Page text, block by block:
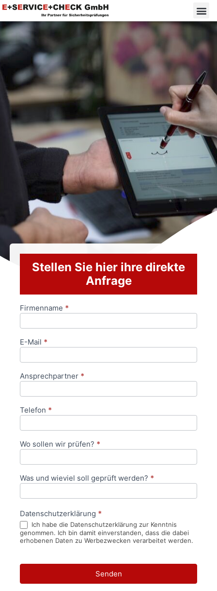
Stellen Sie hier ihre direkte
Anfrage
Anfrageformular
Firmenname *
E-Mail *
Ansprechpartner *
Telefon *
Wo sollen wir prüfen? *
Was und wieviel soll geprüft werden? *
Datenschutzerklärung *
Ich habe die Datenschutzerklärung zur Kenntnis
genommen. Ich bin damit einverstanden, dass die dabei
erhobenen Daten zu Werbezwecken verarbeitet werden.
Senden